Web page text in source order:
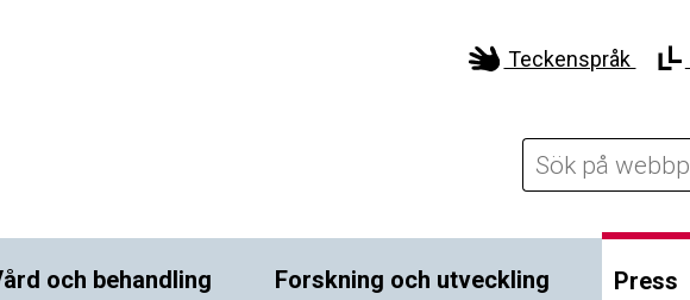
Teckenspråk
och behandling Forskning och utveckling Press